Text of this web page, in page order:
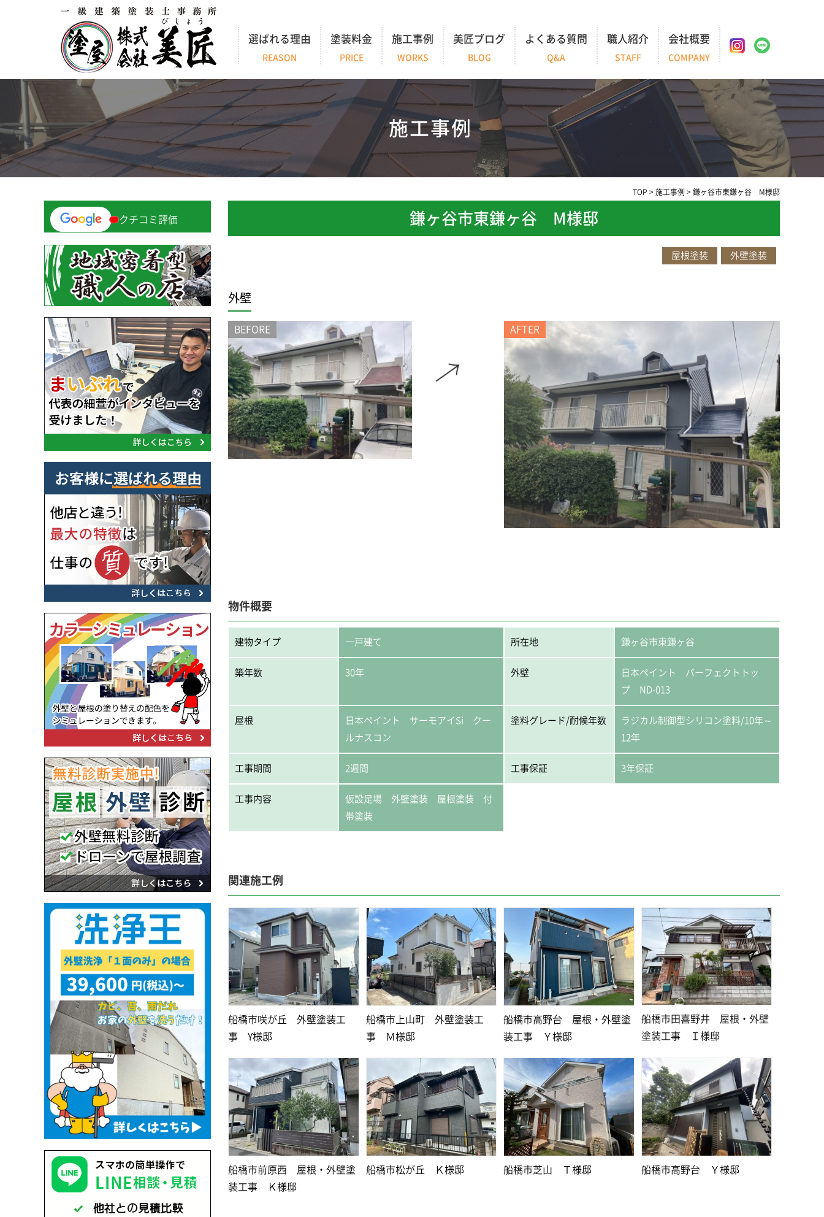
選ばれる理由
REASON
塗装料金
PRICE
施工事例
WORKS
美匠ブログ
BLOG
よくある質問
Q&A
職人紹介
STAFF
会社概要
COMPANY
施工事例
TOP > 施工事例 > 鎌ヶ谷市東鎌ヶ谷 M様邸
鎌ヶ谷市東鎌ヶ谷 M様邸
屋根塗装 外壁塗装
外壁
BEFORE AFTER
物件概要
建物タイプ 一戸建て 所在地 鎌ヶ谷市東鎌ヶ谷
築年数 30年 外壁
日本ペイント パーフェクトトッ
プ ND-013
屋根
日本ペイント サーモアイSi クー
ルナスコン
塗料グレード/耐候年数
ラジカル制御型シリコン塗料/10年～
12年
工事期間 2週間 工事保証 3年保証
工事内容
仮設足場 外壁塗装 屋根塗装 付
帯塗装
関連施工例
船橋市咲が丘 外壁塗装工
事 Y様邸
船橋市上山町 外壁塗装工
事 Ｍ様邸
船橋市高野台 屋根・外壁塗
装工事 Ｙ様邸
船橋市田喜野井 屋根・外壁
塗装工事 Ｉ様邸
船橋市前原西 屋根・外壁塗
装工事 Ｋ様邸
船橋市松が丘 Ｋ様邸 船橋市芝山 Ｔ様邸 船橋市高野台 Ｙ様邸
クチコミ評価